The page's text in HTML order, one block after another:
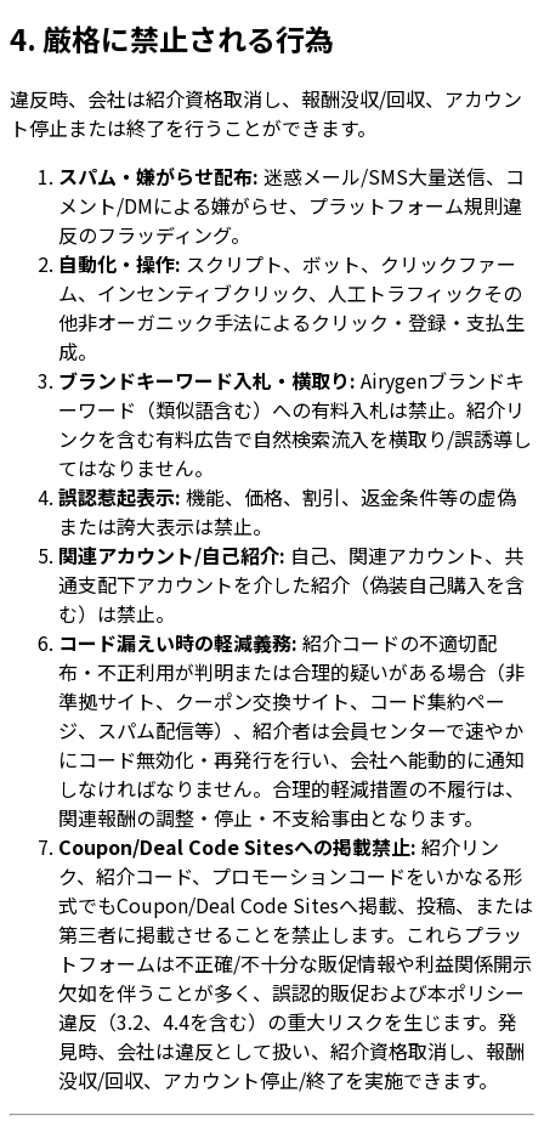
4. 厳格に禁止される行為
違反時、会社は紹介資格取消し、報酬没収/回収、アカウン
ト停止または終了を行うことができます。
スパム・嫌がらせ配布: 迷惑メール/SMS大量送信、コ
メント/DMによる嫌がらせ、プラットフォーム規則違
反のフラッディング。
自動化・操作: スクリプト、ボット、クリックファー
ム、インセンティブクリック、人工トラフィックその
他非オーガニック手法によるクリック・登録・支払生
成。
ブランドキーワード入札・横取り: Airygenブランドキ
ーワード（類似語含む）への有料入札は禁止。紹介リ
ンクを含む有料広告で自然検索流入を横取り/誤誘導し
てはなりません。
誤認惹起表示: 機能、価格、割引、返金条件等の虚偽
または誇大表示は禁止。
関連アカウント/自己紹介: 自己、関連アカウント、共
通支配下アカウントを介した紹介（偽装自己購入を含
む）は禁止。
コード漏えい時の軽減義務: 紹介コードの不適切配
布・不正利用が判明または合理的疑いがある場合（非
準拠サイト、クーポン交換サイト、コード集約ペー
ジ、スパム配信等）、紹介者は会員センターで速やか
にコード無効化・再発行を行い、会社へ能動的に通知
しなければなりません。合理的軽減措置の不履行は、
関連報酬の調整・停止・不支給事由となります。
Coupon/Deal Code Sitesへの掲載禁止: 紹介リン
ク、紹介コード、プロモーションコードをいかなる形
式でもCoupon/Deal Code Sitesへ掲載、投稿、または
第三者に掲載させることを禁止します。これらプラッ
トフォームは不正確/不十分な販促情報や利益関係開示
欠如を伴うことが多く、誤認的販促および本ポリシー
違反（3.2、4.4を含む）の重大リスクを生じます。発
見時、会社は違反として扱い、紹介資格取消し、報酬
没収/回収、アカウント停止/終了を実施できます。